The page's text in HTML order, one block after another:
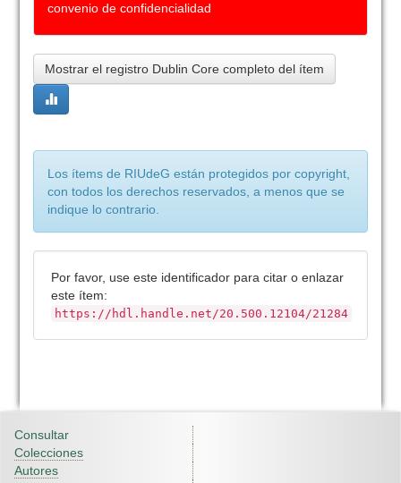
convenio de confidencialidad
Mostrar el registro Dublin Core completo del ítem
Los ítems de RIUdeG están protegidos por copyright,
con todos los derechos reservados, a menos que se
indique lo contrario.
Por favor, use este identificador para citar o enlazar
este ítem:
https://hdl.handle.net/20.500.12104/21284
Consultar
Colecciones
Autores